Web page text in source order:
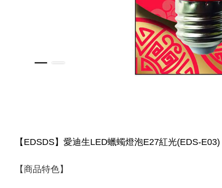
【EDSDS】愛迪生LED蠟蠋燈泡E27紅光(EDS-E03)
【商品特色】